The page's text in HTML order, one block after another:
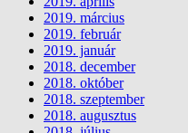
2019. március
2019. február
2019. január
2018. december
2018. október
2018. szeptember
2018. augusztus